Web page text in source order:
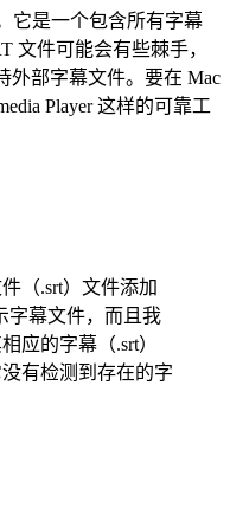
它是一个包含所有字幕
文件可能会有些棘手，
外部字幕文件。要在 Mac
Player 这样的可靠工
（.srt）文件添加
字幕文件，而且我
应的字幕（.srt）
有检测到存在的字